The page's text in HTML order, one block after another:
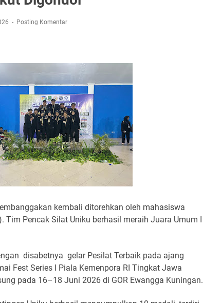
Kuningan Rabu 5 Agustus 2026
Pasar Kepuh Kuningan Kamis 6 Agustus 2026, Daging Naik, Telur Turun
Bupati Kuningan Kamis 6 Agustus 2026 Ada Tiga Acara
Posting Komentar
kembali ditorehkan oleh mahasiswa
Tim Pencak Silat Uniku berhasil meraih Juara Umum I
disabetnya gelar Pesilat Terbaik pada ajang
Fest Series I Piala Kemenpora RI Tingkat Jawa
pada 16–18 Juni 2026 di GOR Ewangga Kuningan.